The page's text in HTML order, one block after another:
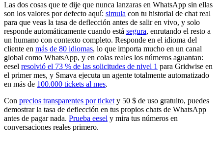
Las dos cosas que te dije que nunca lanzaras en WhatsApp sin ellas
son los valores por defecto aquí: simula con tu historial de chat real
para que veas la tasa de deflección antes de salir en vivo, y solo
responde automáticamente cuando está segura, enrutando el resto a
un humano con contexto completo. Responde en el idioma del
cliente en más de 80 idiomas, lo que importa mucho en un canal
global como WhatsApp, y en colas reales los números aguantan:
eesel resolvió el 73 % de las solicitudes de nivel 1 para Gridwise en
el primer mes, y Smava ejecuta un agente totalmente automatizado
en más de 100.000 tickets al mes.
Con precios transparentes por ticket y 50 $ de uso gratuito, puedes
demostrar la tasa de deflección en tus propios chats de WhatsApp
antes de pagar nada. Prueba eesel y mira tus números en
conversaciones reales primero.